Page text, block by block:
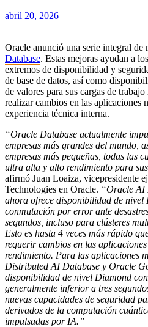
abril 20, 2026
Oracle anunció una serie integral de
Database. Estas mejoras ayudan a
extremos de disponibilidad y
de base de datos, así como
de valores para sus cargas de
realizar cambios en las aplicaciones
experiencia técnica interna.
“Oracle Database actualmente
empresas más grandes del mundo,
empresas más pequeñas, todas las
ultra alta y alto rendimiento para
afirmó Juan Loaiza, vicepresidente
Technologies en Oracle. “Oracle AI
ahora ofrece disponibilidad de nivel
conmutación por error ante
segundos, incluso para clústeres
Esto es hasta 4 veces más rápido
requerir cambios en las
rendimiento. Para las aplicaciones
Distributed AI Database y Oracle
disponibilidad de nivel Diamond
generalmente inferior a tres
nuevas capacidades de seguridad
derivados de la computación
impulsadas por IA.”